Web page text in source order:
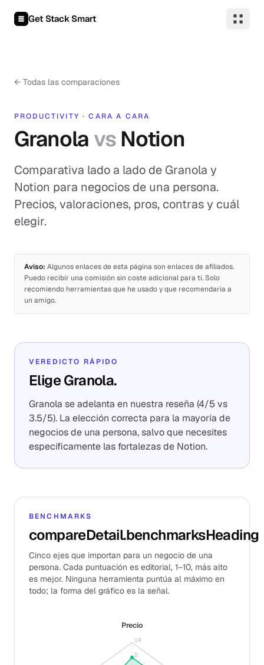
Get Stack Smart
← Todas las comparaciones
PRODUCTIVITY ·CARA A CARA
Granola vs Notion
Comparativa lado a lado de Granola y
Notion para negocios de una persona.
Precios, valoraciones, pros, contras y cuál
elegir.
Aviso: Algunos enlaces de esta página son enlaces de afiliados.
Puedo recibir una comisión sin coste adicional para ti. Solo
recomiendo herramientas que he usado y que recomendaría a
un amigo.
VEREDICTO RÁPIDO
Elige Granola.
Granola se adelanta en nuestra reseña (4/5 vs
3.5/5). La elección correcta para la mayoría de
negocios de una persona, salvo que necesites
específicamente las fortalezas de Notion.
BENCHMARKS
compareDetail.benchmarksHeading
Cinco ejes que importan para un negocio de una
persona. Cada puntuación es editorial, 1–10, más alto
es mejor. Ninguna herramienta puntúa al máximo en
todo; la forma del gráfico es la señal.
8
10
Precio